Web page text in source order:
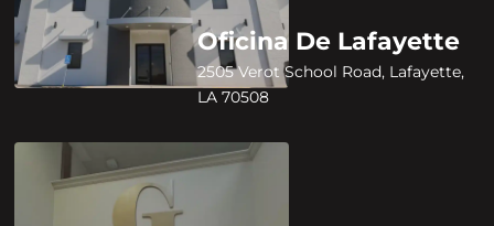
Oficina De Lafayette
2505 Verot School Road, Lafayette,
LA 70508